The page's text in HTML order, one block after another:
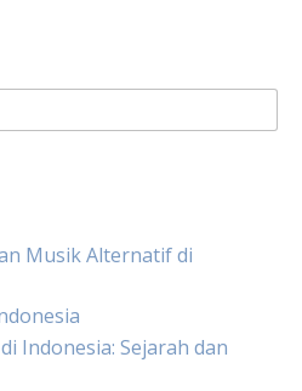
Musik Alternatif di
Indonesia: Sejarah dan